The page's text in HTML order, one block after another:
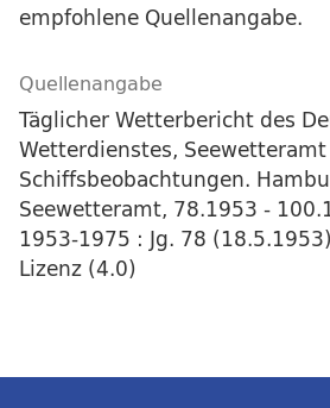
empfohlene Quellenangabe.
Quellenangabe
Täglicher Wetterbericht des
Wetterdienstes,
Schiffsbeobachtungen.
Seewetteramt, 78.1953 -
1953-1975 : Jg. 78
Lizenz (4.0)